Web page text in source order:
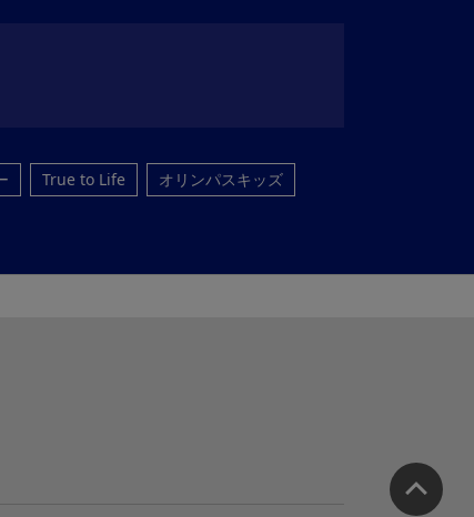
True to Life
オリンパスキッズ